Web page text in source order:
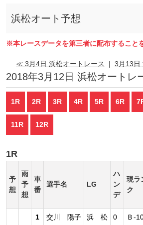
浜松オート予想
※本レースデータを第三者に配布すること
≪ 3月4日 浜松オートレース | 3月13日
2018年3月12日 浜松オートレ
1R 2R 3R 4R 5R 6R
11R 12R
1R
予
想
雨
予
想
車
番
選手名 LG
ハ
ン
デ
現ラ
ク
1 交川 陽子 浜 松 0 Ｂ-